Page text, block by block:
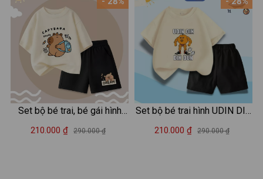
Set bộ bé trai, bé gái hình
capybara đeo cặp - Loza
210.000 ₫ 290.000 ₫
Set bộ bé trai hình UDIN DIN
DIN DUN - Loza Kids SB414
210.000 ₫ 290.000 ₫